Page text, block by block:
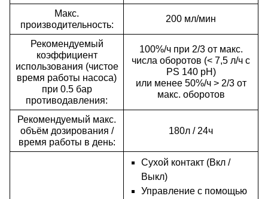
Макс.
производительность:
200 мл/мин
Рекомендуемый
коэффициент
использования (чистое
время работы насоса)
при 0.5 бар
противодавления:
100%/ч при 2/3 от макс.
числа оборотов (< 7,5 л/ч с
PS 140 pH)
или менее 50%/ч > 2/3 от
макс. оборотов
Рекомендуемый макс.
объём дозирования /
время работы в день:
180л / 24ч
Сухой контакт (Вкл /
Выкл)
Управление с помощью